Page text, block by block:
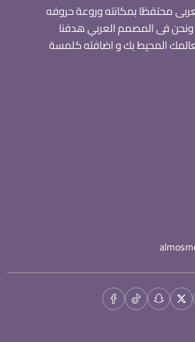
محتفظا بمكانته وروعة حروفه
ونحن فى المصمم العربي هدفنا
المحيط بك و اضافته كلمسة